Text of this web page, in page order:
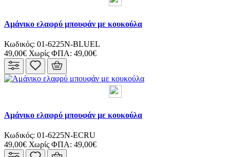
Αμάνικο ελαφρύ μπουφάν με κουκούλα
Κωδικός: 01-6225N-BLUEL
49,00€ Χωρίς ΦΠΑ: 49,00€
Αμάνικο ελαφρύ μπουφάν με κουκούλα
Κωδικός: 01-6225N-ECRU
49,00€ Χωρίς ΦΠΑ: 49,00€